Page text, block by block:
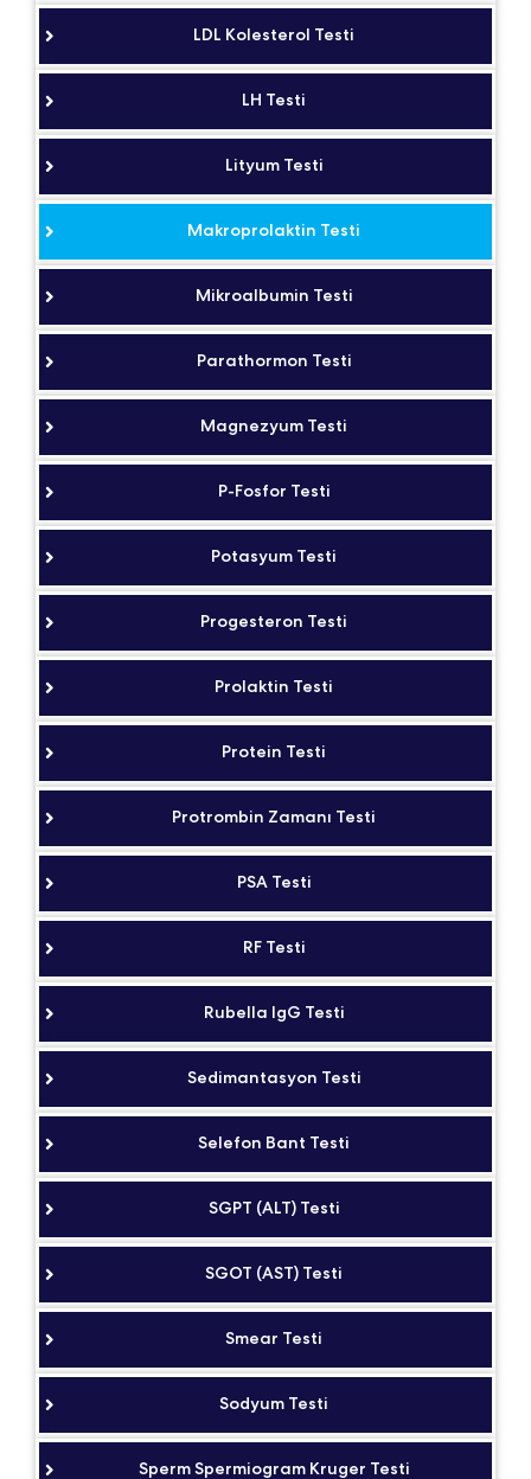
LDL Kolesterol Testi
LH Testi
Lityum Testi
Makroprolaktin Testi
Mikroalbumin Testi
Parathormon Testi
Magnezyum Testi
P-Fosfor Testi
Potasyum Testi
Progesteron Testi
Prolaktin Testi
Protein Testi
Protrombin Zamanı Testi
PSA Testi
RF Testi
Rubella IgG Testi
Sedimantasyon Testi
Selefon Bant Testi
SGPT (ALT) Testi
SGOT (AST) Testi
Smear Testi
Sodyum Testi
Sperm Spermiogram Kruger Testi